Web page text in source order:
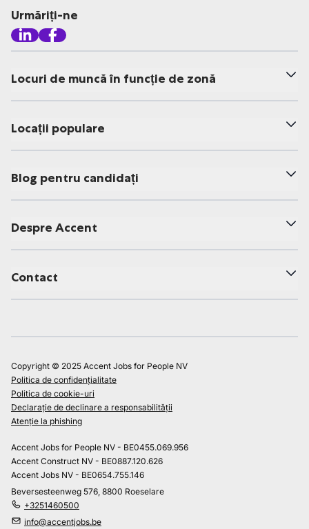
Urmăriți-ne
Locuri de muncă în funcție de zonă
Locații populare
Blog pentru candidați
Despre Accent
Contact
Copyright © 2025 Accent Jobs for People NV
Politica de confidențialitate
Politica de cookie-uri
Declarație de declinare a responsabilității
Atenție la phishing
Accent Jobs for People NV - BE0455.069.956
Accent Construct NV - BE0887.120.626
Accent Jobs NV - BE0654.755.146
Beversesteenweg 576, 8800 Roeselare
+3251460500
info@accentjobs.be